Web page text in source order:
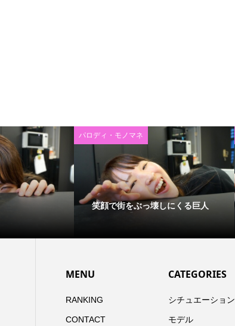
パロディ・モノマネ
笑顔で街をぶっ壊しにくる巨人
MENU
RANKING
CONTACT
CATEGORIES
シチュエーション
モデル